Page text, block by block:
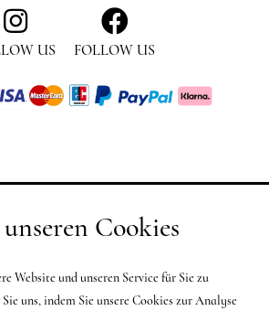
US FOLLOW US
Cookies
Website und unseren Service für Sie zu
uns, indem Sie unsere Cookies zur Analyse